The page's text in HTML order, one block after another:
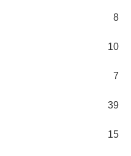
8
10
7
39
15